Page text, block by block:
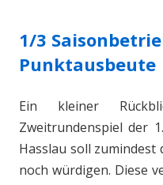
1/3
Punktausbeute
Ein kleiner
Zweitrundenspiel der
Hasslau soll zumindest
noch würdigen. Diese